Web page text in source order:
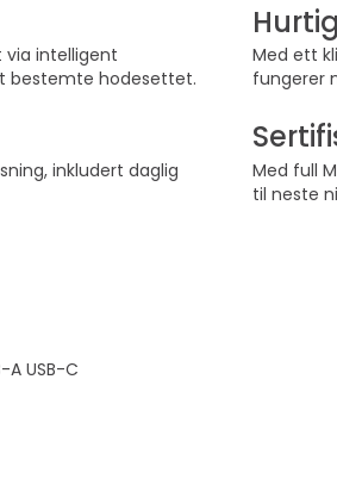
intelligent
bestemte hodesettet.
Med ett
fungerer
inkludert daglig
Med full
til neste
USB-C